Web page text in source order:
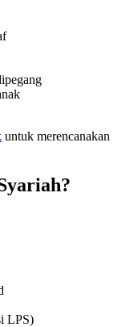
untuk merencanakan
LPS)